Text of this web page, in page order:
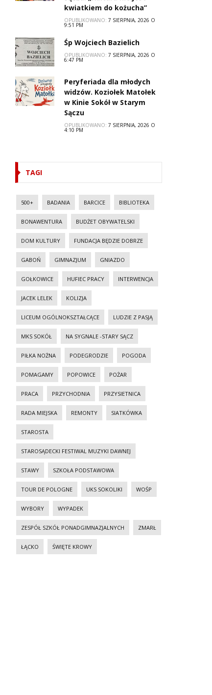
kwiatkiem do kożucha”
OPUBLIKOWANO: 7 SIERPNIA, 2026 O
9:51 PM
Śp Wojciech Bazielich
OPUBLIKOWANO: 7 SIERPNIA, 2026 O
6:47 PM
Peryferiada dla młodych
widzów. Koziołek Matołek
w Kinie Sokół w Starym
Sączu
OPUBLIKOWANO: 7 SIERPNIA, 2026 O
4:10 PM
TAGI
500+ BADANIA BARCICE BIBLIOTEKA
BONAWENTURA BUDŻET OBYWATELSKI
DOM KULTURY FUNDACJA BĘDZIE DOBRZE
GABOŃ GIMNAZJUM GNIAZDO
GOŁKOWICE HUFIEC PRACY INTERWENCJA
JACEK LELEK KOLIZJA
LICEUM OGÓLNOKSZTAŁCĄCE LUDZIE Z PASJĄ
MKS SOKÓŁ NA SYGNALE -STARY SĄCZ
PIŁKA NOŻNA PODEGRODZIE POGODA
POMAGAMY POPOWICE POŻAR
PRACA PRZYCHODNIA PRZYSIETNICA
RADA MIEJSKA REMONTY SIATKÓWKA
STAROSTA
STAROSĄDECKI FESTIWAL MUZYKI DAWNEJ
STAWY SZKOŁA PODSTAWOWA
TOUR DE POLOGNE UKS SOKOLIKI WOŚP
WYBORY WYPADEK
ZESPÓŁ SZKÓŁ PONADGIMNAZJALNYCH ZMARŁ
ŁĄCKO ŚWIĘTE KROWY